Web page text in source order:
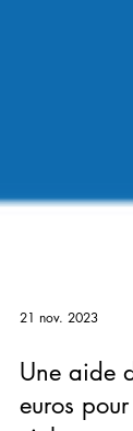
21 nov. 2023